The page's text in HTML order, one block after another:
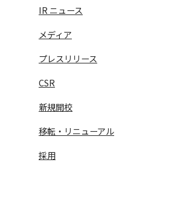
IR ニュース
メディア
プレスリリース
CSR
新規開校
移転・リニューアル
採用